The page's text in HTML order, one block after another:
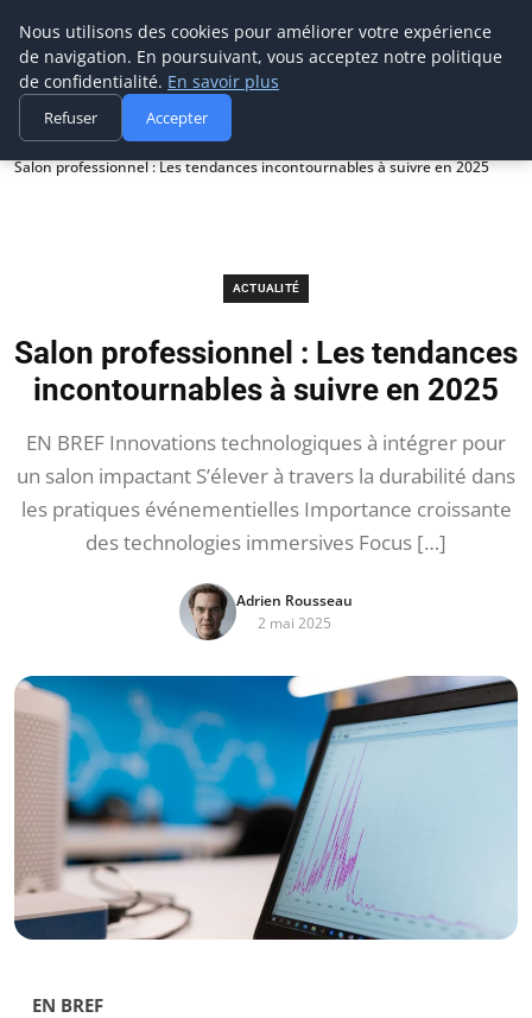
Prospection Pro
Accueil
Actualité
Salon professionnel : Les tendances incontournables à suivre en 2025
ACTUALITÉ
Salon professionnel : Les tendances
incontournables à suivre en 2025
EN BREF Innovations technologiques à intégrer pour
un salon impactant S’élever à travers la durabilité dans
les pratiques événementielles Importance croissante
des technologies immersives Focus […]
Adrien Rousseau
2 mai 2025
EN BREF
Nous utilisons des cookies pour améliorer votre expérience
de navigation. En poursuivant, vous acceptez notre politique
de confidentialité. En savoir plus
Refuser Accepter